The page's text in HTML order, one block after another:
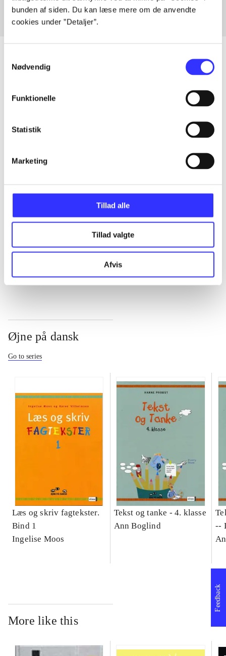
bunden af siden. Du kan læse mere om de anvendte
cookies under ”Detaljer”.
Nødvendig
Funktionelle
Statistik
Marketing
Tillad alle
Tillad valgte
Afvis
All registered articles grouped by issue
...
...
...
Øjne på dansk
Go to series
Læs og skriv fagtekster.
Bind 1
Ingelise Moos
Tekst og tanke - 4. klasse
Ann Boglind
--
More like this
Feedback